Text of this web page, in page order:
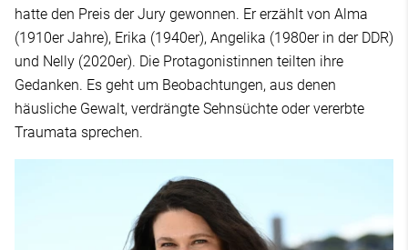
hatte den Preis der Jury gewonnen. Er erzählt von Alma
(1910er Jahre), Erika (1940er), Angelika (1980er in der DDR)
und Nelly (2020er). Die Protagonistinnen teilten ihre
Gedanken. Es geht um Beobachtungen, aus denen
häusliche Gewalt, verdrängte Sehnsüchte oder vererbte
Traumata sprechen.